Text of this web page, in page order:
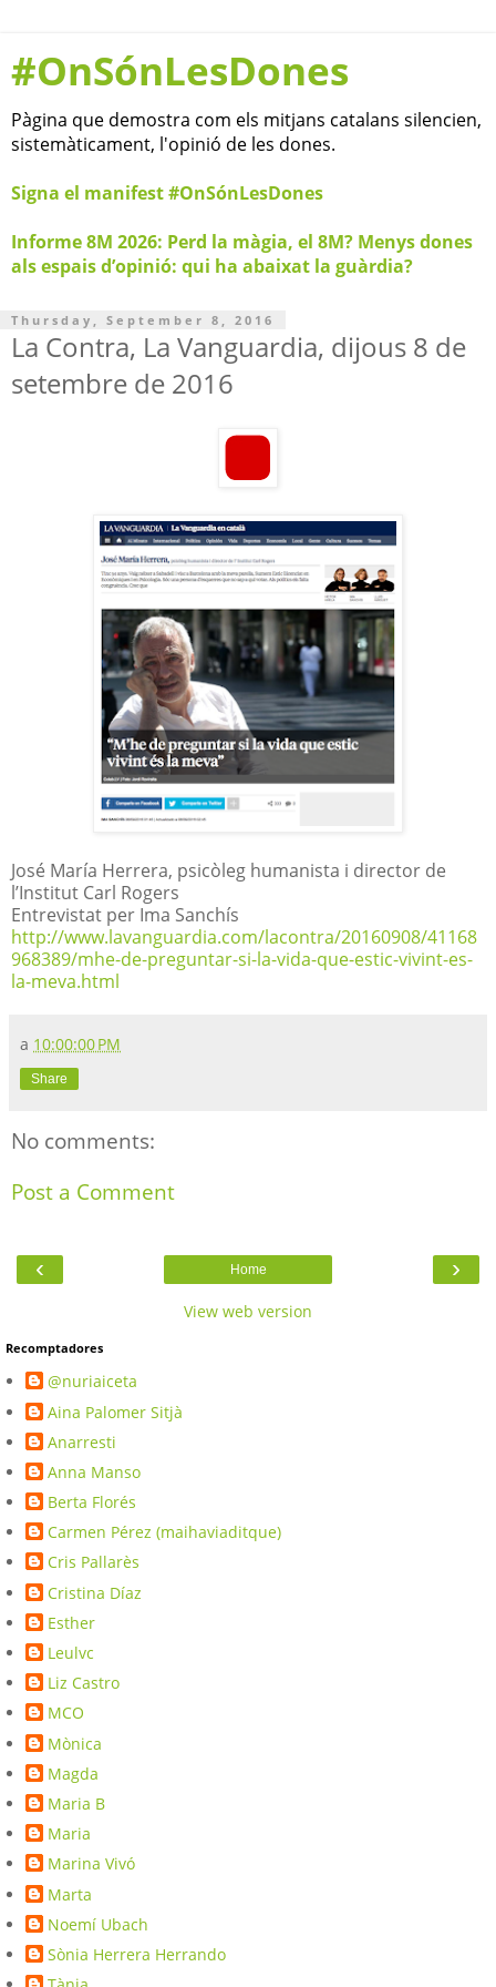
#OnSónLesDones
Pàgina que demostra com els mitjans catalans silencien,
sistemàticament, l'opinió de les dones.
Signa el manifest #OnSónLesDones
Informe 8M 2026: Perd la màgia, el 8M? Menys dones
als espais d’opinió: qui ha abaixat la guàrdia?
Thursday, September 8, 2016
La Contra, La Vanguardia, dijous 8 de
setembre de 2016
José María Herrera, psicòleg humanista i director de
l’Institut Carl Rogers
Entrevistat per Ima Sanchís
http://www.lavanguardia.com/lacontra/20160908/41168
968389/mhe-de-preguntar-si-la-vida-que-estic-vivint-es-
la-meva.html
a 10:00:00 PM
Share
No comments:
Post a Comment
‹ ›
Home
View web version
Recomptadores
@nuriaiceta
Aina Palomer Sitjà
Anarresti
Anna Manso
Berta Florés
Carmen Pérez (maihaviaditque)
Cris Pallarès
Cristina Díaz
Esther
Leulvc
Liz Castro
MCO
Mònica
Magda
Maria B
Maria
Marina Vivó
Marta
Noemí Ubach
Sònia Herrera Herrando